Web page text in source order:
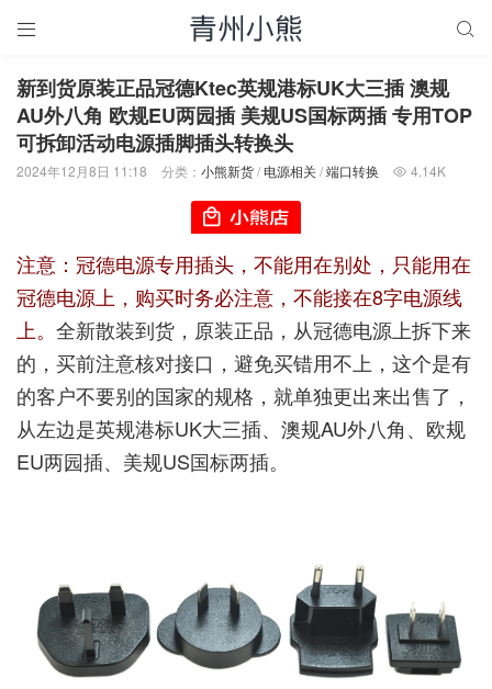
 
新到货原装正品冠德Ktec英规港标UK大三插 澳规
AU外八角 欧规EU两园插 美规US国标两插 专用TOP
可拆卸活动电源插脚插头转换头
2024年12月8日 11:18 分类： 小熊新货/ 电源相关/端口转换  4.14K
注意：冠德电源专用插头，不能用在别处，只能用在
冠德电源上，购买时务必注意，不能接在8字电源线
上。 全新散装到货，原装正品，从冠德电源上拆下来
的，买前注意核对接口，避免买错用不上，这个是有
的客户不要别的国家的规格，就单独更出来出售了，
从左边是英规港标UK大三插、澳规AU外八角、欧规
EU两园插、美规US国标两插。